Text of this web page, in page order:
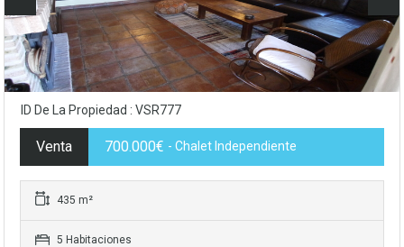
ID De La Propiedad : VSR777
Venta 700.000€ - Chalet Independiente
435 m²
5 Habitaciones